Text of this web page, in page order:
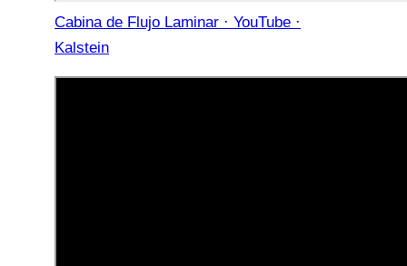
Cabina de Flujo Laminar · YouTube ·
Kalstein